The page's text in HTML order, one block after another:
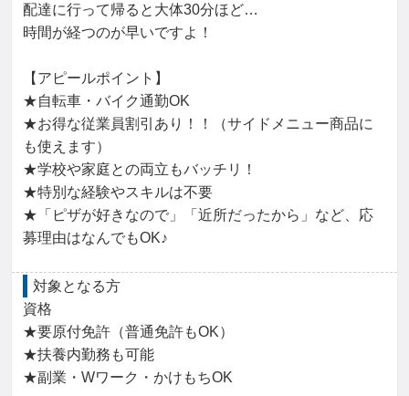
配達に行って帰ると大体30分ほど…
時間が経つのが早いですよ！
【アピールポイント】
★自転車・バイク通勤OK
★お得な従業員割引あり！！（サイドメニュー商品に
も使えます）
★学校や家庭との両立もバッチリ！
★特別な経験やスキルは不要
★「ピザが好きなので」「近所だったから」など、応
募理由はなんでもOK♪
対象となる方
資格
★要原付免許（普通免許もOK）
★扶養内勤務も可能
★副業・Wワーク・かけもちOK